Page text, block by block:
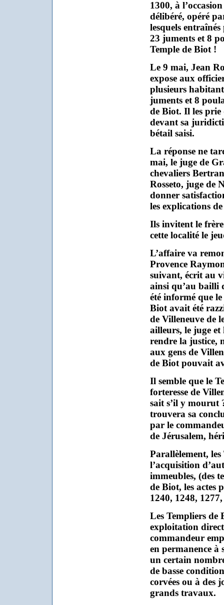
1300, à
délibéré, opéré
lesquels
23 juments et 8
Temple de Biot !
Le 9 mai, Jean
expose aux
plusieurs
juments et 8
de Biot. Il les prie
devant sa
bétail saisi.
La réponse ne
mai, le juge de
chevaliers
Rosseto, juge de
donner
les explications
Ils invitent le
cette localité le
L’affaire va
Provence
suivant, écrit au
ainsi qu’au bailli
été informé que
Biot avait été
de Villeneuve de
ailleurs, le juge et
rendre la justice,
aux gens de
de Biot pouvait
Il semble que le
forteresse de
sait s’il y mourut
trouvera sa
par le
de Jérusalem,
Parallèlement,
l’acquisition
immeubles, (des
de Biot, les actes
1240, 1248,
Les Templiers de
exploitation
commandeur
en permanence à
un certain
de basse
corvées ou à des
grands travaux.